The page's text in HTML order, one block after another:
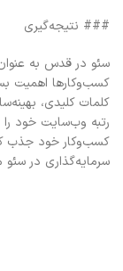
### نتیجه‌گیری
سئو در قدس به
کسب‌وکارها اهمیت
کلمات کلیدی،
رتبه وب‌سایت خود
کسب‌وکار خود جذب
سرمایه‌گذاری در